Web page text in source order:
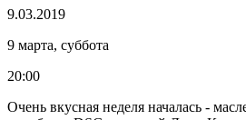
9.03.2019
9 марта, суббота
20:00
Очень вкусная неделя началась -